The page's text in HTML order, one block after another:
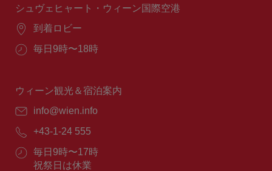
間：
シュヴェヒャート・ウィーン国際空港
場
到着ロビー
営
間：
毎日9時〜18時
ウィーン観光＆宿泊案内
E
ー
ル：
info@wien.info
電
番
+43-1-24 555
営
業
毎日9時〜17時
祝祭日は休業